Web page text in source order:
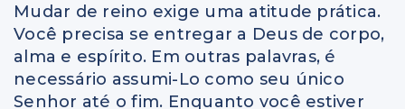
Mudar de reino exige uma atitude prática.
Você precisa se entregar a Deus de corpo,
alma e espírito. Em outras palavras, é
necessário assumi-Lo como seu único
Senhor até o fim. Enquanto você estiver